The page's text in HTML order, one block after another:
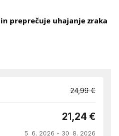
preprečuje uhajanje zraka
24,99 €
21,24 €
5. 6. 2026 - 30. 8. 2026